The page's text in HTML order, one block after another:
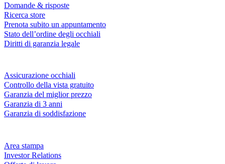
Domande & risposte
Ricerca store
Prenota subito un appuntamento
Stato dell’ordine degli occhiali
Diritti di garanzia legale
Assicurazione occhiali
Controllo della vista gratuito
Garanzia del miglior prezzo
Garanzia di 3 anni
Garanzia di soddisfazione
Area stampa
Investor Relations